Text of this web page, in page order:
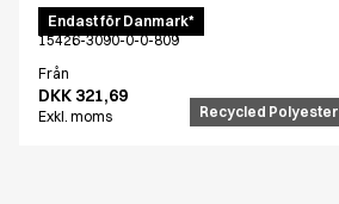
Endast för Danmark*
Recycled Polyester
Unisex bussarong
15426-3090-0-0-809
Från
DKK 321,69
Exkl. moms